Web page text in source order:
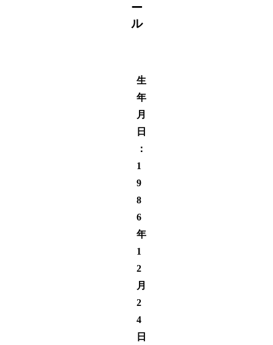
ー
ル
生
年
月
日
：
1
9
8
6
年
1
2
月
2
4
日